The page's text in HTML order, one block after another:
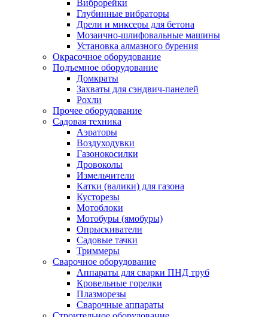
Виброрейки
Глубинные вибраторы
Дрели и миксеры для бетона
Мозаично-шлифовальные машины
Установка алмазного бурения
Окрасочное оборудование
Подъемное оборудование
Домкраты
Захваты для сэндвич-панелей
Рохли
Прочее оборудование
Садовая техника
Аэраторы
Воздуходувки
Газонокосилки
Дровоколы
Измельчители
Катки (валики) для газона
Кусторезы
Мотоблоки
Мотобуры (ямобуры)
Опрыскиватели
Садовые тачки
Триммеры
Сварочное оборудование
Аппараты для сварки ПНД труб
Кровельные горелки
Плазморезы
Сварочные аппараты